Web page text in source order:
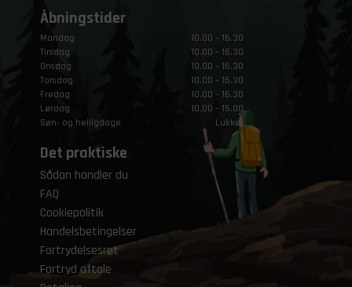
Åbningstider
Mandag
10.00 – 16.30
Tirsdag
10.00 – 16.30
Onsdag
10.00 – 16.30
Torsdag
10.00 – 16.30
Fredag
10.00 – 16.30
Lørdag
10.00 – 15.00
Søn- og helligdage
Lukket
Det praktiske
Sådan handler du
FAQ
Cookiepolitik
Handelsbetingelser
Fortrydelsesret
Fortryd aftale